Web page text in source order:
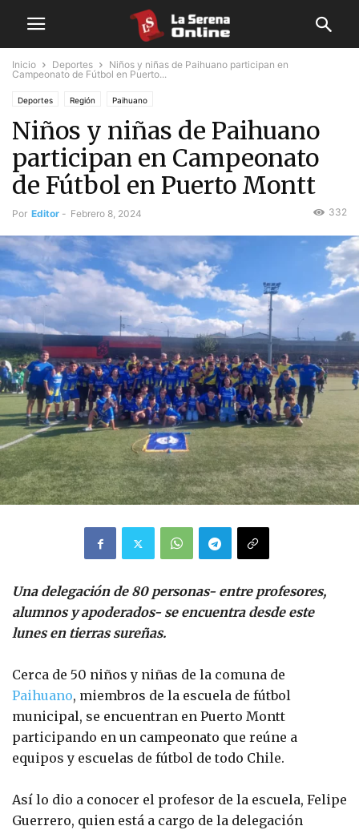
Inicio Deportes
Niños y niñas de Paihuano participan en
Campeonato de Fútbol en Puerto...
Deportes Región Paihuano
Niños y niñas de Paihuano
participan en Campeonato
de Fútbol en Puerto Montt
Por Editor - Febrero 8, 2024 332
Una delegación de 80 personas- entre profesores,
alumnos y apoderados- se encuentra desde este
lunes en tierras sureñas.
Cerca de 50 niños y niñas de la comuna de
Paihuano, miembros de la escuela de fútbol
municipal, se encuentran en Puerto Montt
participando en un campeonato que reúne a
equipos y escuelas de fútbol de todo Chile.
Así lo dio a conocer el profesor de la escuela, Felipe
Guerrero, quien está a cargo de la delegación